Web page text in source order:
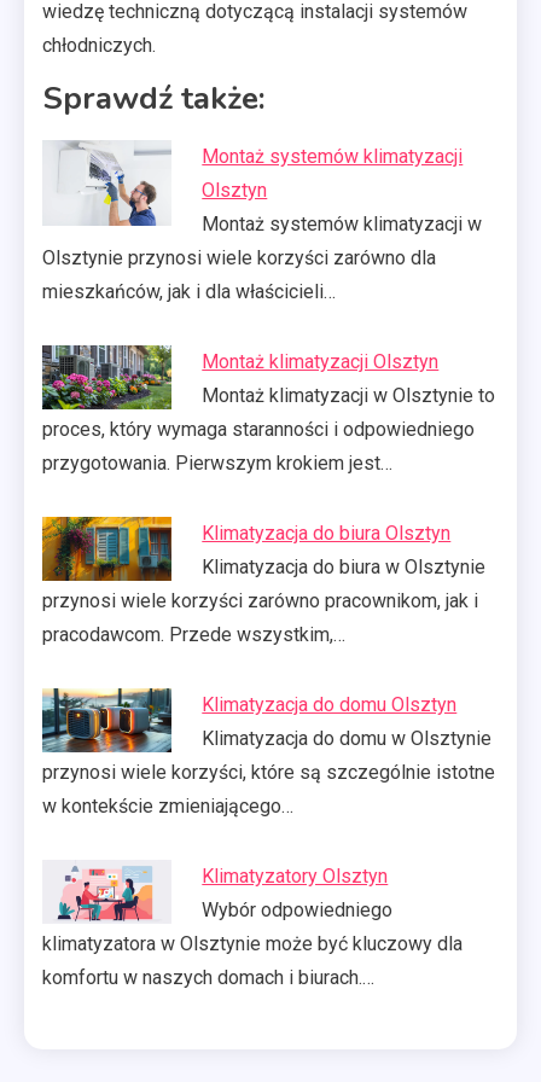
wiedzę techniczną dotyczącą instalacji systemów
chłodniczych.
Sprawdź także:
Montaż systemów klimatyzacji
Olsztyn
Montaż systemów klimatyzacji w
Olsztynie przynosi wiele korzyści zarówno dla
mieszkańców, jak i dla właścicieli…
Montaż klimatyzacji Olsztyn
Montaż klimatyzacji w Olsztynie to
proces, który wymaga staranności i odpowiedniego
przygotowania. Pierwszym krokiem jest…
Klimatyzacja do biura Olsztyn
Klimatyzacja do biura w Olsztynie
przynosi wiele korzyści zarówno pracownikom, jak i
pracodawcom. Przede wszystkim,…
Klimatyzacja do domu Olsztyn
Klimatyzacja do domu w Olsztynie
przynosi wiele korzyści, które są szczególnie istotne
w kontekście zmieniającego…
Klimatyzatory Olsztyn
Wybór odpowiedniego
klimatyzatora w Olsztynie może być kluczowy dla
komfortu w naszych domach i biurach.…